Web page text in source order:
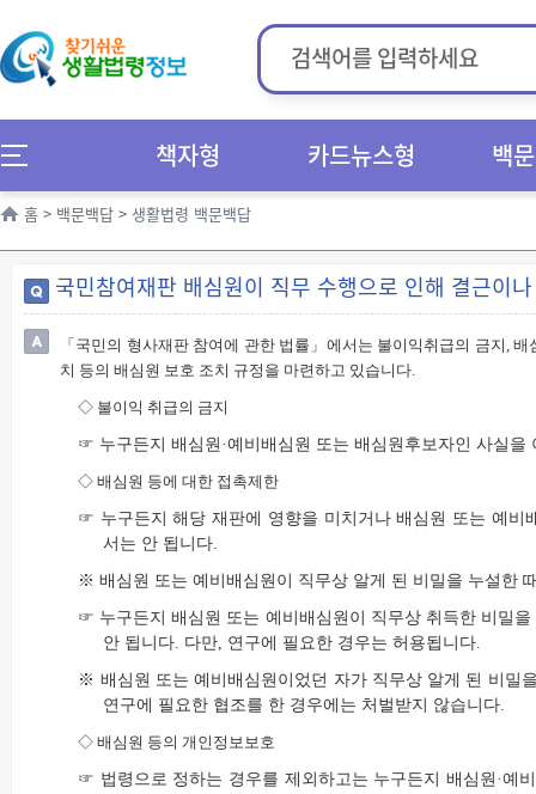
책자형 카드뉴스형 백
홈 > 백문백답 > 생활법령 백문백답
국민참여재판 배심원이 직무 수행으로 인해 결근이
「 국민의 형사재판 참여에 관한 법률 」 에서는 불이익취급의 금지,배
치 등의 배심원 보호 조치 규정을 마련하고 있습니다.
◇ 불이익 취급의 금지
☞ 누구든지 배심원·예비배심원 또는 배심원후보자인 사실
◇ 배심원 등에 대한 접촉제한
☞ 누구든지 해당 재판에 영향을 미치거나 배심원 또는 예비
서는 안 됩니다.
※ 배심원 또는 예비배심원이 직무상 알게 된 비밀을 누설한
☞ 누구든지 배심원 또는 예비배심원이 직무상 취득한 비밀
안 됩니다. 다만, 연구에 필요한 경우는 허용됩니다.
※ 배심원 또는 예비배심원이었던 자가 직무상 알게 된 비밀
연구에 필요한 협조를 한 경우에는 처벌받지 않습니다.
◇ 배심원 등의 개인정보보호
☞ 법령으로 정하는 경우를 제외하고는 누구든지 배심원·예